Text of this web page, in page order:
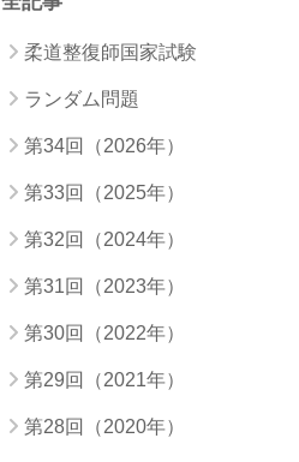
柔道整復師国家試験
ランダム問題
第34回（2026年）
第33回（2025年）
第32回（2024年）
第31回（2023年）
第30回（2022年）
第29回（2021年）
第28回（2020年）